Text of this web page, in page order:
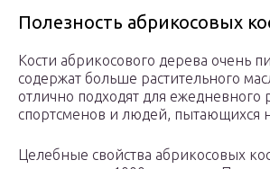
Полезность абрикосовых
Кости абрикосового дерева очень
содержат больше растительного
отлично подходят для ежедневного
спортсменов и людей, пытающихся
Целебные свойства абрикосовых